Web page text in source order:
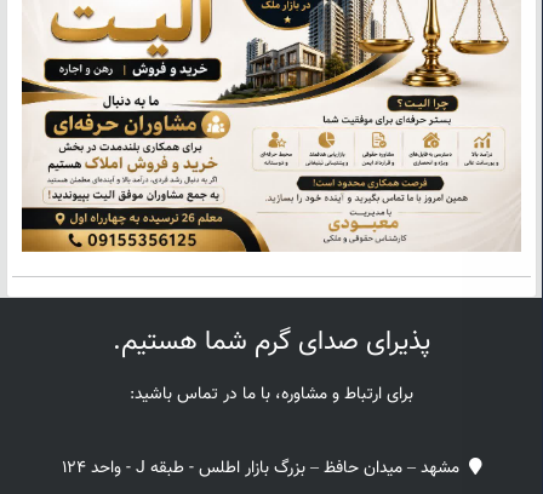
پذیرای صدای گرم شما هستیم.
برای ارتباط و مشاوره، با ما در تماس باشید:
مشهد – میدان حافظ – بزرگ بازار اطلس - طبقه J - واحد 124